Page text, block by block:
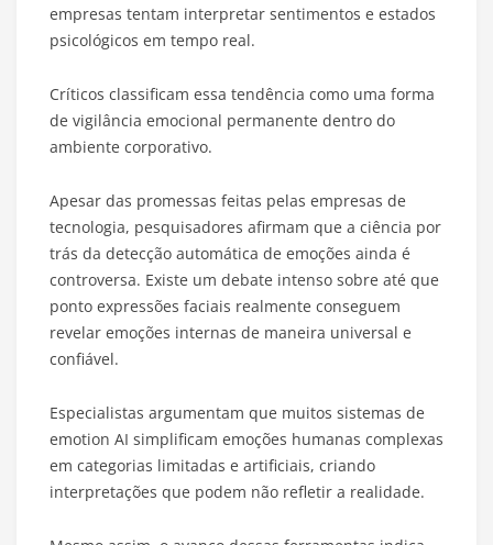
empresas tentam interpretar sentimentos e estados
psicológicos em tempo real.
Críticos classificam essa tendência como uma forma
de vigilância emocional permanente dentro do
ambiente corporativo.
Apesar das promessas feitas pelas empresas de
tecnologia, pesquisadores afirmam que a ciência por
trás da detecção automática de emoções ainda é
controversa. Existe um debate intenso sobre até que
ponto expressões faciais realmente conseguem
revelar emoções internas de maneira universal e
confiável.
Especialistas argumentam que muitos sistemas de
emotion AI simplificam emoções humanas complexas
em categorias limitadas e artificiais, criando
interpretações que podem não refletir a realidade.